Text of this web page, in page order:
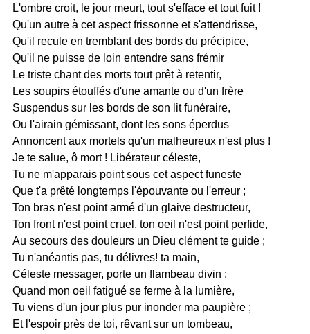
L'ombre croit, le jour meurt, tout s'efface et tout fuit !
Qu'un autre à cet aspect frissonne et s'attendrisse,
Qu'il recule en tremblant des bords du précipice,
Qu'il ne puisse de loin entendre sans frémir
Le triste chant des morts tout prêt à retentir,
Les soupirs étouffés d'une amante ou d'un frère
Suspendus sur les bords de son lit funéraire,
Ou l'airain gémissant, dont les sons éperdus
Annoncent aux mortels qu'un malheureux n'est plus !
Je te salue, ô mort ! Libérateur céleste,
Tu ne m'apparais point sous cet aspect funeste
Que t'a prêté longtemps l'épouvante ou l'erreur ;
Ton bras n'est point armé d'un glaive destructeur,
Ton front n'est point cruel, ton oeil n'est point perfide,
Au secours des douleurs un Dieu clément te guide ;
Tu n'anéantis pas, tu délivres! ta main,
Céleste messager, porte un flambeau divin ;
Quand mon oeil fatigué se ferme à la lumière,
Tu viens d'un jour plus pur inonder ma paupière ;
Et l'espoir près de toi, rêvant sur un tombeau,